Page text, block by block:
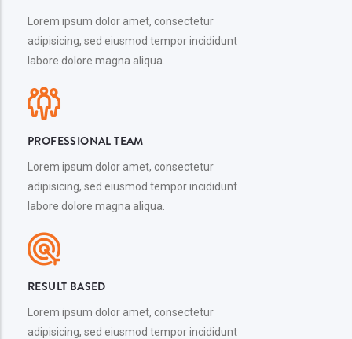
Lorem ipsum dolor amet, consectetur
adipisicing, sed eiusmod tempor incididunt
labore dolore magna aliqua.
PROFESSIONAL TEAM
Lorem ipsum dolor amet, consectetur
adipisicing, sed eiusmod tempor incididunt
labore dolore magna aliqua.
RESULT BASED
Lorem ipsum dolor amet, consectetur
adipisicing, sed eiusmod tempor incididunt